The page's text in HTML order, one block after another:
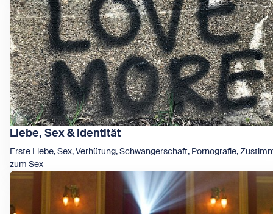
Liebe, Sex & Identität
Erste Liebe, Sex, Verhütung, Schwangerschaft, Pornografie,
zum Sex
Zeige Liebe, Sex & Identität